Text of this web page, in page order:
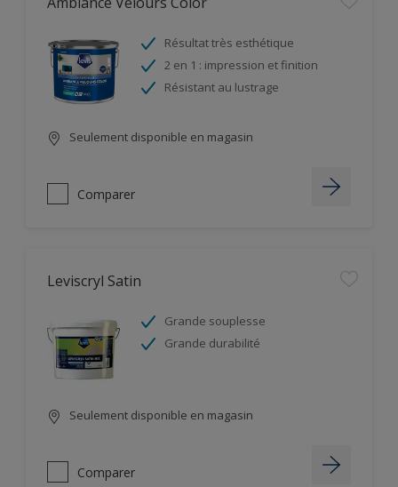
Résultat très esthétique
2 en 1 : impression et finition
Résistant au lustrage
Seulement disponible en magasin
Comparer
Leviscryl Satin
Grande souplesse
Grande durabilité
Seulement disponible en magasin
Comparer